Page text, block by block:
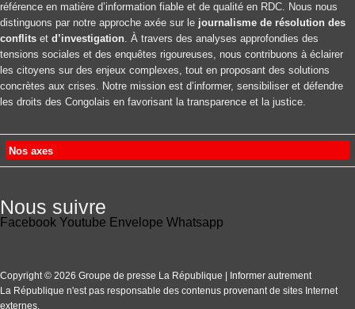
référence en matière d’information fiable et de qualité en RDC. Nous nous
distinguons par notre approche axée sur le journalisme de résolution des
conflits et d’investigation. À travers des analyses approfondies des
tensions sociales et des enquêtes rigoureuses, nous contribuons à éclairer
les citoyens sur des enjeux complexes, tout en proposant des solutions
concrètes aux crises. Notre mission est d’informer, sensibiliser et défendre
les droits des Congolais en favorisant la transparence et la justice.
Nos axes
Nous suivre
Facebook Youtube Envelope Whatsapp
Copyright © 2026 Groupe de presse La République | Informer autrement
La République n'est pas responsable des contenus provenant de sites Internet
externes.